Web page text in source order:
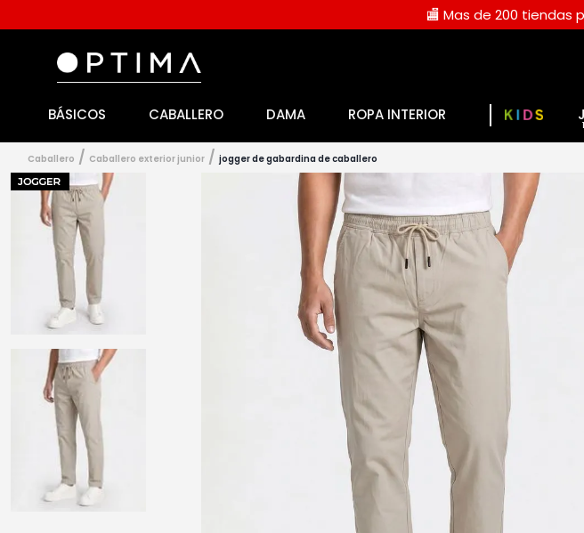
🏬 Mas de 200 tiendas
BÁSICOS CABALLERO DAMA ROPA INTERIOR
caballero caballero exterior junior jogger de gabardina de caballero
licencia
playeras caballero
3.
playeras dama
spiderman
sudaderas
pantalones
polo
playera polo
playera manga larga